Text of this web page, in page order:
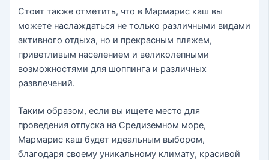
Стоит также отметить, что в Мармарис каш вы
можете наслаждаться не только различными видами
активного отдыха, но и прекрасным пляжем,
приветливым населением и великолепными
возможностями для шоппинга и различных
развлечений.
Таким образом, если вы ищете место для
проведения отпуска на Средиземном море,
Мармарис каш будет идеальным выбором,
благодаря своему уникальному климату, красивой